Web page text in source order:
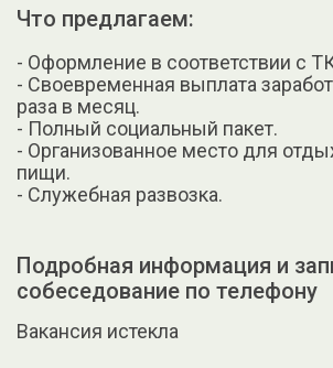
Что предлагаем:
- Оформление в соответствии с
- Своевременная выплата
раза в месяц.
- Полный социальный пакет.
- Организованное место для
пищи.
- Служебная развозка.
Подробная информация и
собеседование по телефону
Вакансия истекла